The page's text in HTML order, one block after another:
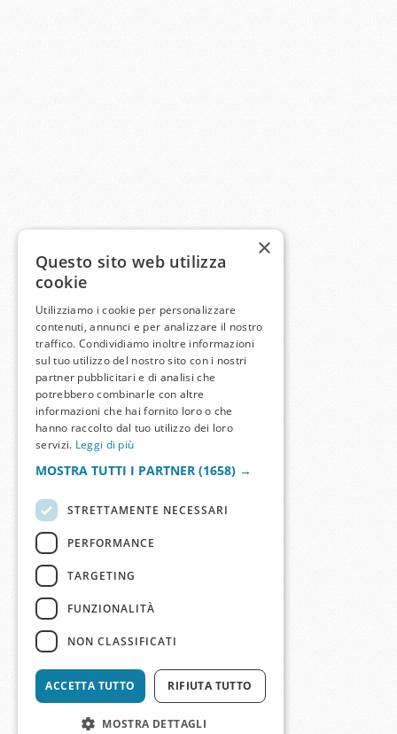
×
Questo sito web utilizza
cookie
Utilizziamo i cookie per personalizzare
contenuti, annunci e per analizzare il nostro
traffico. Condividiamo inoltre informazioni
sul tuo utilizzo del nostro sito con i nostri
partner pubblicitari e di analisi che
potrebbero combinarle con altre
informazioni che hai fornito loro o che
hanno raccolto dal tuo utilizzo dei loro
servizi. Leggi di più
MOSTRA TUTTI I PARTNER (1658) →
STRETTAMENTE NECESSARI
PERFORMANCE
TARGETING
FUNZIONALITÀ
NON CLASSIFICATI
ACCETTA TUTTO RIFIUTA TUTTO
MOSTRA DETTAGLI